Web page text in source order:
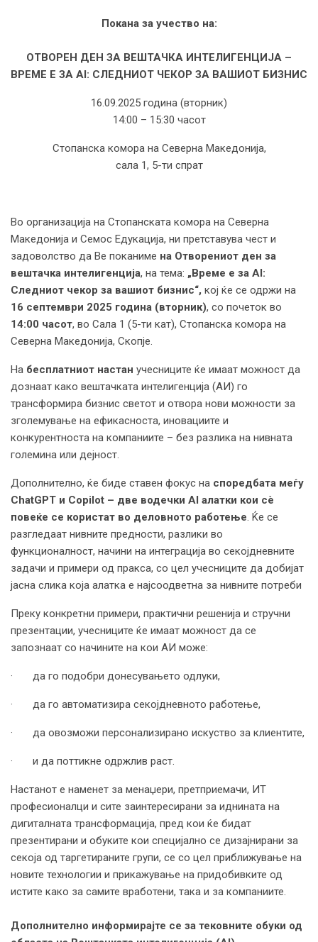
Покана за учество на:
ОТВОРЕН ДЕН ЗА ВЕШТАЧКА ИНТЕЛИГЕНЦИЈА –
ВРЕМЕ Е ЗА AI: СЛЕДНИОТ ЧЕКОР ЗА ВАШИОТ БИЗНИС
16.09.2025 година (вторник)
14:00 – 15:30 часот
Стопанска комора на Северна Македонија,
сала 1, 5-ти спрат
Во организација на Стопанската комора на Северна
Македонија и Семос Едукација, ни претставува чест и
задоволство да Ве поканиме на Отворениот ден за
вештачка интелигенција, на тема: „Време е за AI:
Следниот чекор за вашиот бизнис“, кој ќе се одржи на
16 септември 2025 година (вторник), со почеток во
14:00 часот, во Сала 1 (5-ти кат), Стопанска комора на
Северна Македонија, Скопје.
На бесплатниот настан учесниците ќе имаат можност да
дознаат како вештачката интелигенција (АИ) го
трансформира бизнис светот и отвора нови можности за
зголемување на ефикасноста, иновациите и
конкурентноста на компаниите – без разлика на нивната
големина или дејност.
Дополнително, ќе биде ставен фокус на споредбата меѓу
ChatGPT и Copilot – две водечки AI алатки кои сè
повеќе се користат во деловното работење. Ќе се
разгледаат нивните предности, разлики во
функционалност, начини на интеграција во секојдневните
задачи и примери од пракса, со цел учесниците да добијат
јасна слика која алатка е најсоодветна за нивните потреби
Преку конкретни примери, практични решенија и стручни
презентации, учесниците ќе имаат можност да се
запознаат со начините на кои АИ може:
· да го подобри донесувањето одлуки,
· да го автоматизира секојдневното работење,
· да овозможи персонализирано искуство за клиентите,
· и да поттикне одржлив раст.
Настанот е наменет за менаџери, претприемачи, ИТ
професионалци и сите заинтересирани за иднината на
дигиталната трансформација, пред кои ќе бидат
презентирани и обуките кои специјално се дизајнирани за
секоја од таргетираните групи, се со цел приближување на
новите технологии и прикажување на придобивките од
истите како за самите вработени, така и за компаниите.
Дополнително информирајте се за тековните обуки од